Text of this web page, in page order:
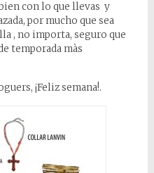
con lo que llevas y
por mucho que sea
, no importa, seguro que
temporada màs
¡Feliz semana!.